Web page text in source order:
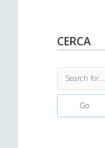
CERCA
e